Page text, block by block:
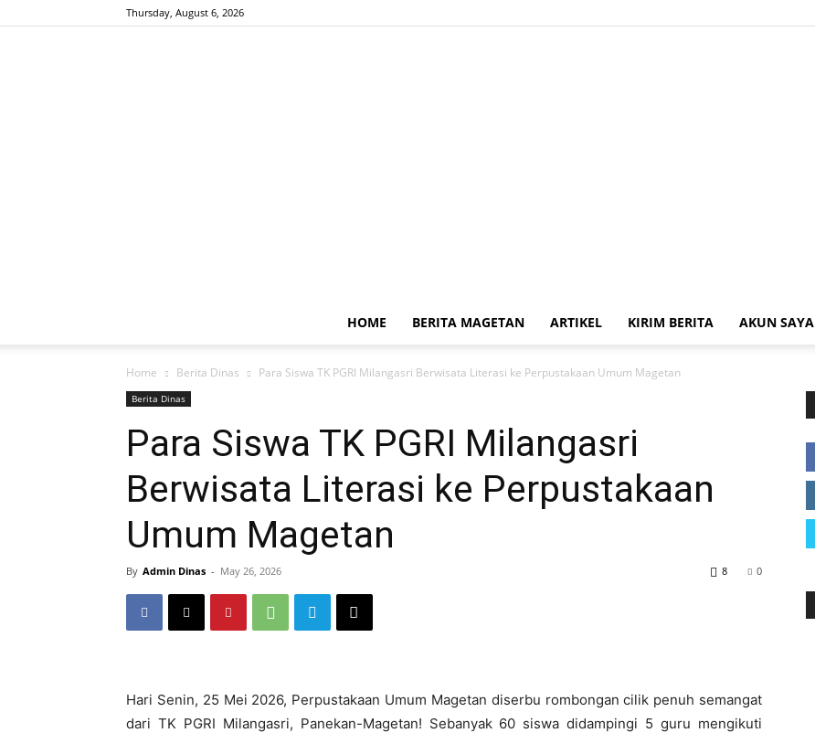
Thursday, August 6, 2026
Magetan
HOME BERITA MAGETAN ARTIKEL KIRIM BERITA AKUN SAYA
Home Berita Dinas Para Siswa TK PGRI Milangasri Berwisata Literasi ke Perpustakaan Umum Magetan
Berita Dinas
Para Siswa TK PGRI Milangasri
Berwisata Literasi ke Perpustakaan
Umum Magetan
By Admin Dinas - May 26, 2026 0
8
Hari Senin, 25 Mei 2026, Perpustakaan Umum Magetan diserbu rombongan cilik penuh semangat
dari TK PGRI Milangasri, Panekan-Magetan! Sebanyak 60 siswa didampingi 5 guru mengikuti